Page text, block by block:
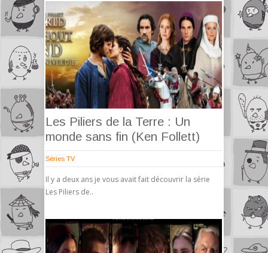
Les Piliers de la Terre : Un
monde sans fin (Ken Follett)
Séries TV
Il y a deux ans je vous avait fait découvrir la série
Les Piliers de..